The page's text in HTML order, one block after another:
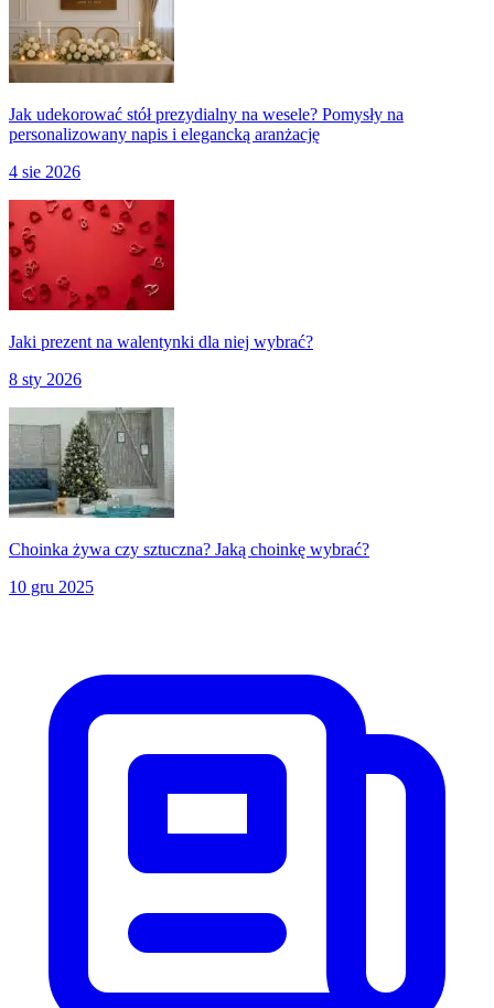
Jak udekorować stół prezydialny na wesele? Pomysły na
personalizowany napis i elegancką aranżację
4 sie 2026
Jaki prezent na walentynki dla niej wybrać?
8 sty 2026
Choinka żywa czy sztuczna? Jaką choinkę wybrać?
10 gru 2025